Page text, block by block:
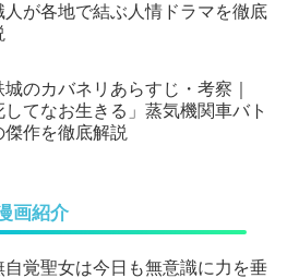
人が各地で結ぶ人情ドラマを徹底
城のカバネリあらすじ・考察｜
してなお生きる」蒸気機関車バト
傑作を徹底解説
画紹介
自覚聖女は今日も無意識に力を垂